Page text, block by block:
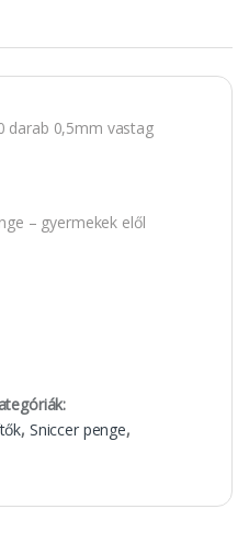
darab 0,5mm vastag
– gyermekek elől
, Sniccer penge,